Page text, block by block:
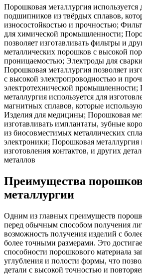
Порошковая металлургия используется
подшипников из твёрдых сплавов,
износостойкостью и прочностью;
для химической промышленности;
позволяет изготавливать фильтры и
металлических порошков с высокой
проницаемостью; Электроды для
Порошковая металлургия позволяет
с высокой электропроводностью и
электротехнической промышленности;
металлургия используется для
магнитных сплавов, которые
Изделия для медицины; Порошковая
изготавливать имплантаты, зубные
из биосовместимых металлических
электроники; Порошковая металлургия
изготовления контактов, и других
металлов
Преимущества
металлургии
Одним из главных преимуществ
перед обычным способом получения
возможность получения изделий с
более точными размерами. Это
способности порошкового материала
углубления и полости формы, что
детали с высокой точностью и